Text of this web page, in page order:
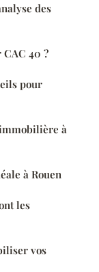
des
40 ?
pour
à
à Rouen
les
vos